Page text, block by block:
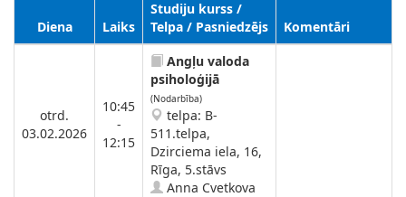
Diena Laiks
Studiju kurss /
Telpa / Pasniedzējs
Komentāri
otrd.
03.02.2026
10:45
-
12:15
Angļu valoda
psiholoģijā
(Nodarbība)
telpa: B-
511.telpa,
Dzirciema iela, 16,
Rīga, 5.stāvs
Anna Cvetkova